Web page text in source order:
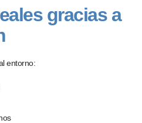
gracias a
entorno: